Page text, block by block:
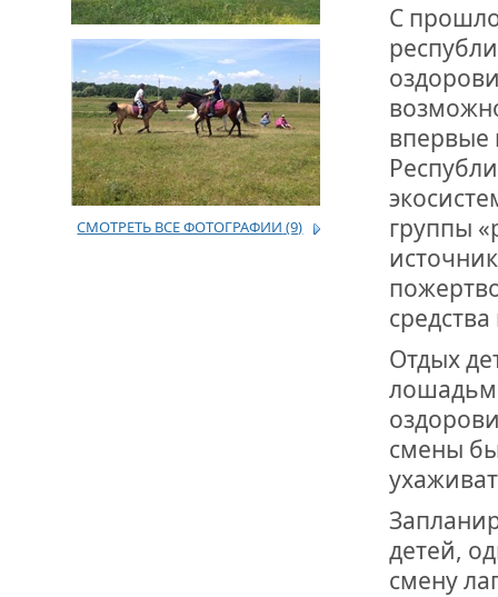
ДРУЖБА НЕ
ВСТРЕЧА
В ДОМЕ
ВНОВЬ О
ДВА
ДО
ЮСУПОВА
ЛЮБОЙ
ИНТЕРВЬЮ
«ВЕТЕРАН
МЕМОРИАЛ
ОТМЕТИЛА
СМОТРЕТЬ ВСЕ ФОТОГРАФИИ (9)
С
впервые
группы
Отдых
смены
детей,
смену